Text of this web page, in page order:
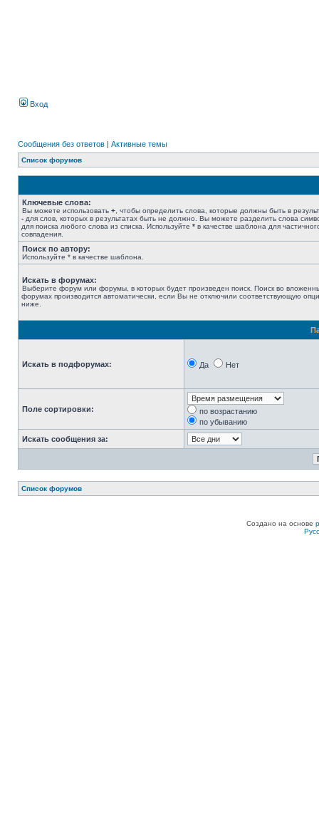
Вход
Сообщения без ответов | Активные темы
Список форумов
Ключевые слова:
Вы можете использовать + , чтобы определить слова, которые должны быть в
- для слов, которых в результатах быть не должно. Вы можете разделить слова
для поиска любого слова из списка. Используйте * в качестве шаблона для
совпадения.
Поиск по автору:
Используйте * в качестве шаблона.
Искать в форумах:
Выберите форум или форумы, в которых будет произведен поиск. Поиск во
форумах производится автоматически, если Вы не отключили соответствующую
ниже.
Искать в подфорумах: Да Нет
Поле сортировки:
по возрастанию
по убыванию
Искать сообщения за:
Список форумов
Создано на основе